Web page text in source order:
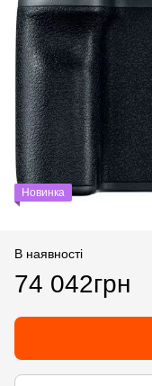
Новинка
В наявності
74 042грн